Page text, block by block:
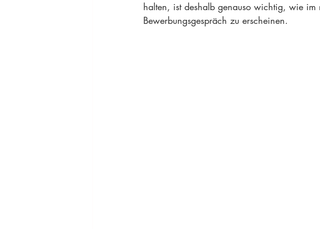
halten, ist deshalb genauso wichtig, wie im
Bewerbungsgespräch zu erscheinen.